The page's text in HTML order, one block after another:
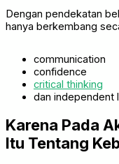
Dengan pendekatan
hanya berkembang
communication
confidence
critical thinking
dan independent
Karena Pada
Itu Tentang